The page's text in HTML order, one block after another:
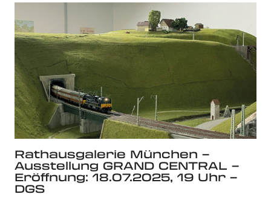
Rathausgalerie München –
Ausstellung GRAND CENTRAL –
Eröffnung: 18.07.2025, 19 Uhr –
DGS